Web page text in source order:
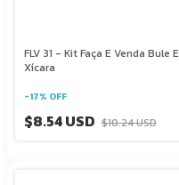
FLV 31 - Kit Faça E Venda Bule E
Xícara
-17% OFF
$8.54 USD $10.24 USD